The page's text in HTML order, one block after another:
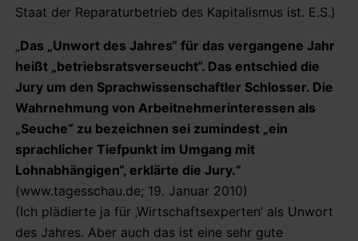
Staat der Reparaturbetrieb des Kapitalismus ist. E.S.)
„Das „Unwort des Jahres“ für das vergangene Jahr
heißt „betriebsratsverseucht“. Das entschied die
Jury um den Sprachwissenschaftler Schlosser. Die
Wahrnehmung von Arbeitnehmerinteressen als
„Seuche“ zu bezeichnen sei zumindest „ein
sprachlicher Tiefpunkt im Umgang mit
Lohnabhängigen“, erklärte die Jury.“
(www.tagesschau.de; 19. Januar 2010)
(Ich plädierte ja für ‚Wirtschaftsexperten’ als Unwort
des Jahres. Aber auch das ist eine sehr gute